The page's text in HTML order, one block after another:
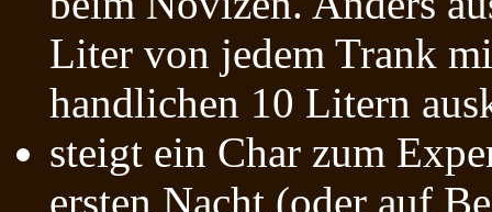
Liter von jedem Trank
handlichen 10 Litern
steigt ein Char zum
ersten Nacht (oder auf